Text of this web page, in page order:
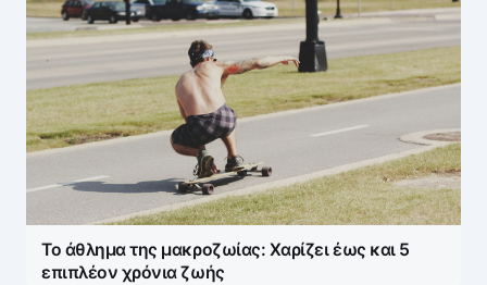
Save my name and e-mail in this browser for the
next time I comment.
Το άθλημα της μακροζωίας: Χαρίζει έως και 5
επιπλέον χρόνια ζωής